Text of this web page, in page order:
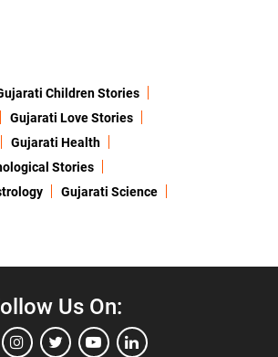
Children Stories
Gujarati Love Stories
Gujarati Health
Stories
Gujarati Science
Us On: